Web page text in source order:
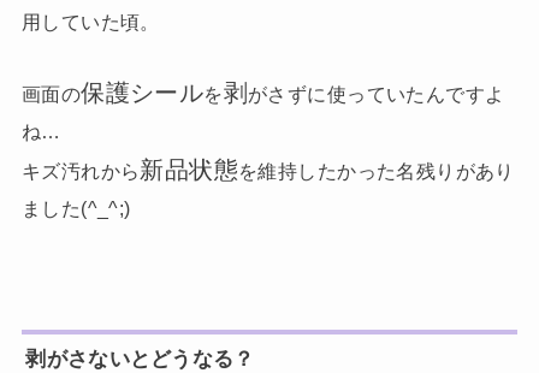
用していた頃。
画面の保護シールを剥 がさずに使っていたんですよ
ね…
キズ汚れから新品状態を維持したかった名残りがあり
ました(^_^;)
剥がさないとどうなる？